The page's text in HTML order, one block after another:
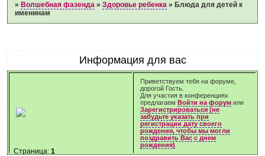
» Волшебная фазенда »Здоровье ребенка » Блюда для детей к
именинам
Информация для вас
Приветствуем тебя на форуме,
дорогой Гость.
Для участия в конференциях
предлагаемВойти на форум или
Зарегистрироваться (не
забудьте указать при
регистрации дату своего
рождения, чтобы мы могли
поздравить Вас с днем
рождения)
Страница:1